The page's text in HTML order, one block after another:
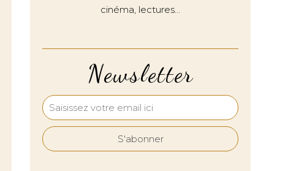
Newsletter
cinéma, lectures…